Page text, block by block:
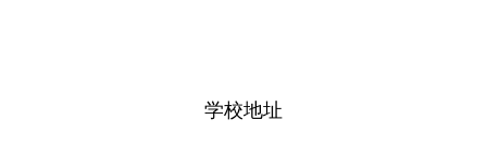
学校地址